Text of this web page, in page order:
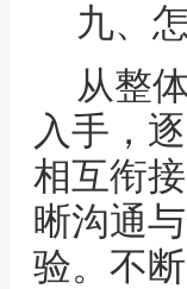
九、
从整
入手，
相互衔
晰沟通
验。不